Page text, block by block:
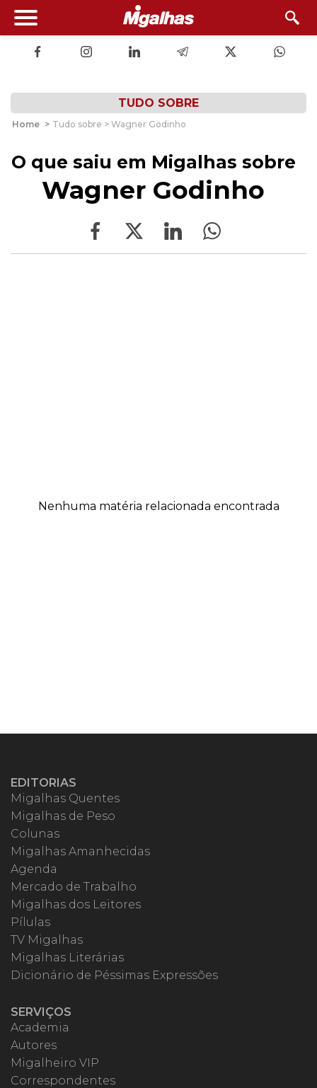
TUDO SOBRE
Home > Tudo sobre > Wagner Godinho
O que saiu em Migalhas sobre
Wagner Godinho
Nenhuma matéria relacionada encontrada
EDITORIAS
Migalhas Quentes
Migalhas de Peso
Colunas
Migalhas Amanhecidas
Agenda
Mercado de Trabalho
Migalhas dos Leitores
Pílulas
TV Migalhas
Migalhas Literárias
Dicionário de Péssimas Expressões
SERVIÇOS
Academia
Autores
Migalheiro VIP
Correspondentes